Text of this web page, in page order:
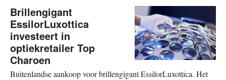
van 10,8 procent op jaarbasis bij
constante wisselkoersen in
vergelijking met de 6,8 miljard euro
in het eerste kwartaal van 2025. De
omzetgroei bij de huidige
wisselkoersen...
Brillengigant
EssilorLuxottica
investeert in
optiekretailer Top
Charoen
Buitenlandse aankoop voor brillengigant EssilorLuxottica. Het